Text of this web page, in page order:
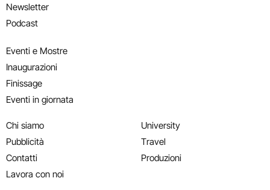
Newsletter
Podcast
Eventi e Mostre
Inaugurazioni
Finissage
Eventi in giornata
Chi siamo
Pubblicità
Contatti
Lavora con noi
University
Travel
Produzioni